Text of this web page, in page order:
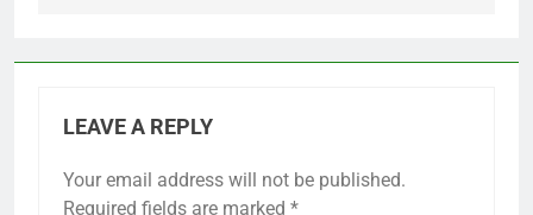
LEAVE A REPLY
Your email address will not be published.
Required fields are marked *